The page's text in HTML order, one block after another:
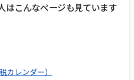
はこんなページも見ています
カレンダー）